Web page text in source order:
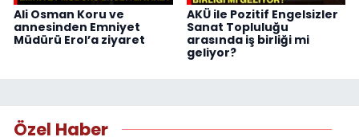
Ali Osman Koru ve
annesinden Emniyet
Müdürü Erol’a ziyaret
AKÜ ile Pozitif Engelsizler
Sanat Topluluğu
arasında iş birliği mi
geliyor?
Özel Haber